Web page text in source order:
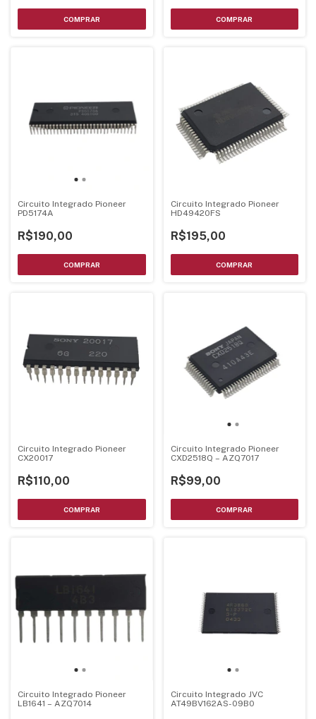
Circuito Integrado Pioneer
PD5174A
R$190,00
Circuito Integrado Pioneer
HD49420FS
R$195,00
Circuito Integrado Pioneer
CX20017
R$110,00
Circuito Integrado Pioneer
CXD2518Q – AZQ7017
R$99,00
Circuito Integrado Pioneer
LB1641 – AZQ7014
Circuito Integrado JVC
AT49BV162AS-09B0